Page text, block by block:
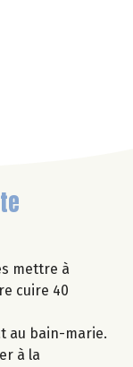
mettre à
cuire 40
au bain-marie.
à la